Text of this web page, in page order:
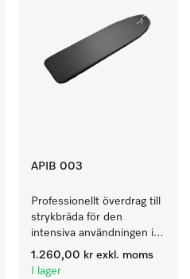
APIB 003
Professionellt överdrag till
strykbräda för den
intensiva användningen i
den professionella
arbetsdagen.
1.260,00 kr exkl. moms
I lager